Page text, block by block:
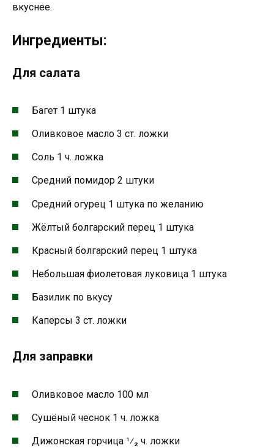
вкуснее.
Ингредиенты:
Для салата
Багет 1 штука
Оливковое масло 3 ст. ложки
Соль 1 ч. ложка
Средний помидор 2 штуки
Средний огурец 1 штука по желанию
Жёлтый болгарский перец 1 штука
Красный болгарский перец 1 штука
Небольшая фиолетовая луковица 1 штука
Базилик по вкусу
Каперсы 3 ст. ложки
Для заправки
Оливковое масло 100 мл
Сушёный чеснок 1 ч. ложка
Дижонская горчица ¹⁄₂ ч. ложки